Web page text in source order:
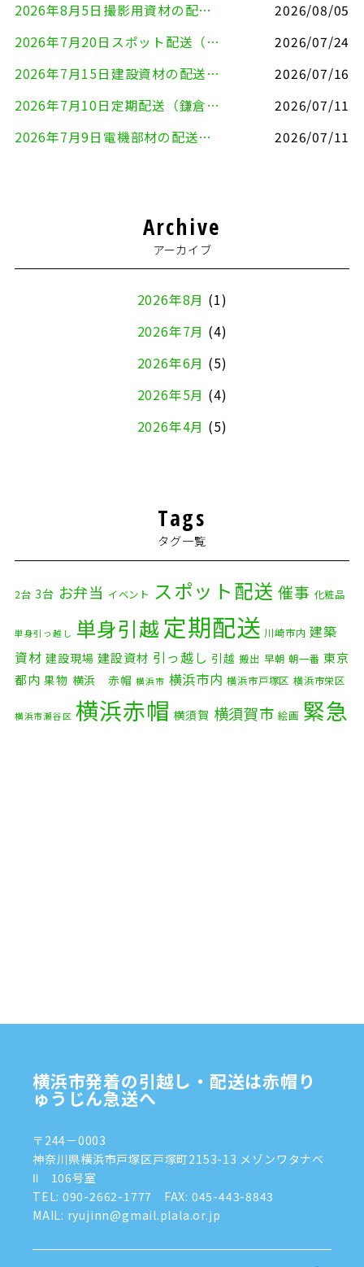
2026年8月5日撮影用資材の配送（鎌倉市⇒港区）
2026/08/05
2026年7月20日スポット配送（横浜市金沢区⇒愛知県豊川市）
2026/07/24
2026年7月15日建設資材の配送（横浜市金沢区⇒横須賀市）
2026/07/16
2026年7月10日定期配送（鎌倉市⇔大田区）
2026/07/11
2026年7月9日電機部材の配送（横浜市戸塚区⇒品川区）
2026/07/11
Archive
アーカイブ
2026年8月 (1)
2026年7月 (4)
2026年6月 (5)
2026年5月 (4)
2026年4月 (5)
2026年1月
2025年11月(4)
2025年10月(9)
2025年9月
(3)
2025年8月(2)
2025年7月(6)
2024年9月(2)
2024年7月
(8)
2024年5月(2)
2024年4月
2024年3月(8)
2024年1月(3)
Tags
タグ一覧
2台 3台 お弁当 イベント スポット配送 催事 化粧品
単身引っ越し 単身引越 定期配送 川崎市内 建築
資材 建設現場 建設資材 引っ越し 引越 搬出 早朝 朝一番 東京
都内 果物 横浜 赤帽 横浜市 横浜市内 横浜市戸塚区 横浜市栄区
横浜市瀬谷区 横浜赤帽 横須賀 横須賀市 絵画 緊急
横浜市発着の引越し・配送は赤帽り
ゅうじん急送へ
〒244－0003
神奈川県横浜市戸塚区戸塚町2153-13 メゾンワタナベ
Ⅱ 106号室
TEL: 090-2662-1777
FAX: 045-443-8843
MAIL: ryujinn@gmail.plala.or.jp